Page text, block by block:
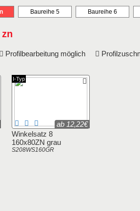
Baureihe 5 Baureihe 6
Profilbearbeitung möglich
Winkelsatz 8
160x80ZN grau
S208WS160GR
ab 12,22€
I-Typ